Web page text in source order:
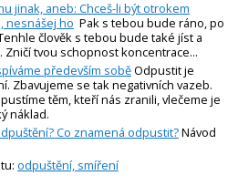
jinak, aneb: Chceš-li být otrokem
nesnášej ho Pak s tebou bude ráno, po
člověk s tebou bude také jíst a
Zničí tvou schopnost koncentrace...
především soběOdpustit je
Zbavujeme se tak negativních vazeb.
těm, kteří nás zranili, vlečeme je
náklad.
Co znamená odpustit?Návod
odpuštění, smíření